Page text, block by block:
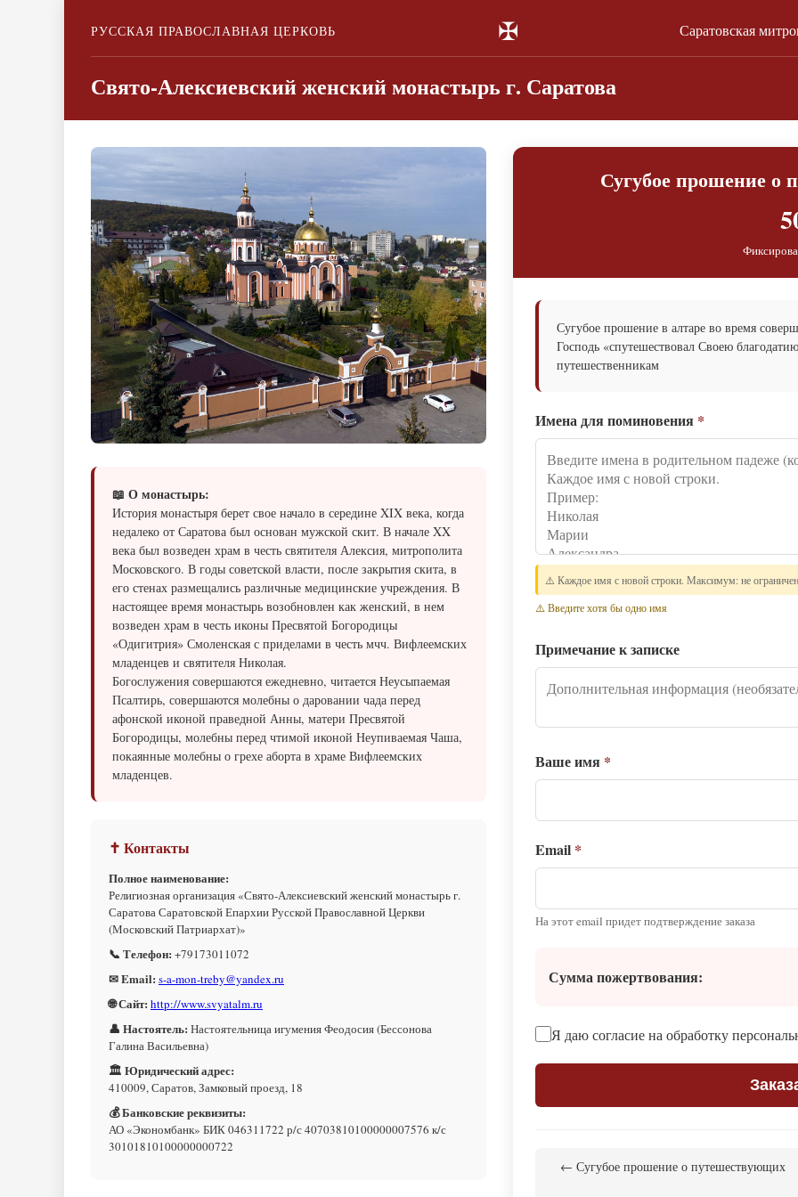
РУССКАЯ ПРАВОСЛАВНАЯ ЦЕРКОВЬ ✠ Саратовская
Свято-Алексиевский женский монастырь г. Саратова
📖 О монастырь:
История монастыря берет свое начало в середине XIX века, когда
недалеко от Саратова был основан мужской скит. В начале XX
века был возведен храм в честь святителя Алексия, митрополита
Московского. В годы советской власти, после закрытия скита, в
его стенах размещались различные медицинские учреждения. В
настоящее время монастырь возобновлен как женский, в нем
возведен храм в честь иконы Пресвятой Богородицы
«Одигитрия» Смоленская с приделами в честь мчч. Вифлеемских
младенцев и святителя Николая.
Богослужения совершаются ежедневно, читается Неусыпаемая
Псалтирь, совершаются молебны о даровании чада перед
афонской иконой праведной Анны, матери Пресвятой
Богородицы, молебны перед чтимой иконой Неупиваемая Чаша,
покаянные молебны о грехе аборта в храме Вифлеемских
младенцев.
✝ Контакты
Полное наименование:
Религиозная организация «Свято-Алексиевский женский монастырь г.
Саратова Саратовской Епархии Русской Православной Церкви
(Московский Патриархат)»
📞 Телефон: +79173011072
✉ Email: s-a-mon-treby@yandex.ru
🌐 Сайт: http://www.svyatalm.ru
👤 Настоятель: Настоятельница игумения Феодосия (Бессонова
Галина Васильевна)
🏛 Юридический адрес:
410009, Саратов, Замковый проезд, 18
💰 Банковские реквизиты:
АО «Экономбанк» БИК 046311722 р/с 40703810100000007576 к/с
30101810100000000722
Сугубое прошение о
Сугубое прошение в алтаре во время
Господь «спутешествовал Своею
путешественникам
Имена для поминовения *
⚠️ Каждое имя с новой строки. Максимум: не
⚠️ Введите хотя бы одно имя
Примечание к записке
Ваше имя *
Email *
На этот email придет подтверждение заказа
Сумма пожертвования:
Я даю согласие на обработку
← Сугубое прошение о путешествующих